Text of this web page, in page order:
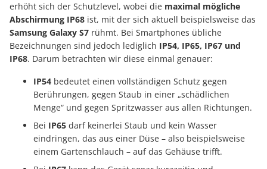
erhöht sich der Schutzlevel, wobei die maximal mögliche
Abschirmung IP68 ist, mit der sich aktuell beispielsweise das
Samsung Galaxy S7 rühmt. Bei Smartphones übliche
Bezeichnungen sind jedoch lediglich IP54, IP65, IP67 und
IP68. Darum betrachten wir diese einmal genauer:
IP54 bedeutet einen vollständigen Schutz gegen
Berührungen, gegen Staub in einer „schädlichen
Menge“ und gegen Spritzwasser aus allen Richtungen.
Bei IP65 darf keinerlei Staub und kein Wasser
eindringen, das aus einer Düse – also beispielsweise
einem Gartenschlauch – auf das Gehäuse trifft.